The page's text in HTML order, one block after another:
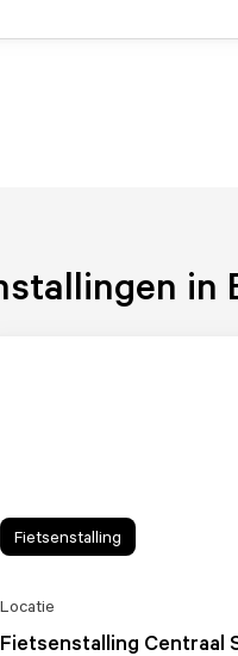
in
Fietsenstalling Centraal
Locatie
Fietsenstalling